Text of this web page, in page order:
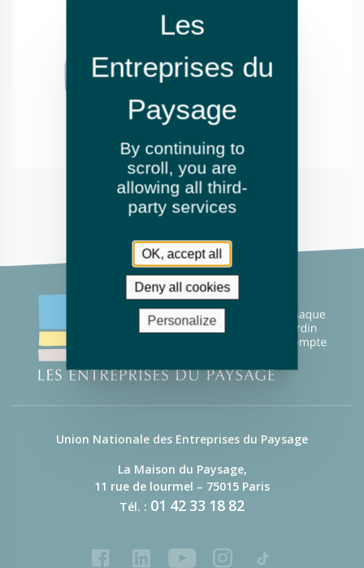
Union Nationale des Entreprises du Paysage
La Maison du Paysage,
11 rue de lourmel – 75015 Paris
Tél. : 01 42 33 18 82
FacebookLinkedInYoutubeInstagram
Tiktok
By continuing to
scroll, you are
allowing all third-
party services
OK, accept all
Deny all cookies
Personalize